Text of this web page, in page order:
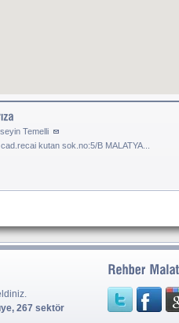
Temelli
kutan sok.no:5/B MALATYA...
267 sektör